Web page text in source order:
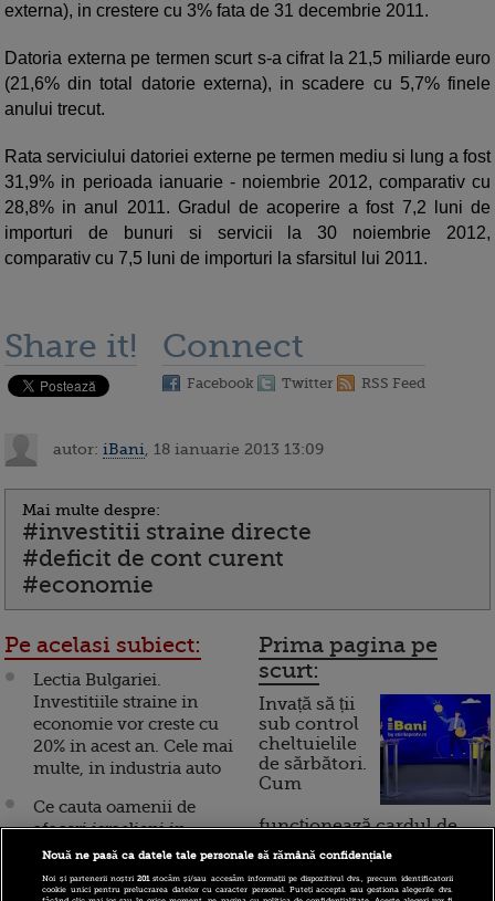
externa), in crestere cu 3% fata de 31 decembrie 2011.
Datoria externa pe termen scurt s-a cifrat la 21,5 miliarde euro
(21,6% din total datorie externa), in scadere cu 5,7% finele
anului trecut.
Rata serviciului datoriei externe pe termen mediu si lung a fost
31,9% in perioada ianuarie - noiembrie 2012, comparativ cu
28,8% in anul 2011. Gradul de acoperire a fost 7,2 luni de
importuri de bunuri si servicii la 30 noiembrie 2012,
comparativ cu 7,5 luni de importuri la sfarsitul lui 2011.
Share it! Connect
Facebook Twitter RSS Feed
autor: iBani , 18 ianuarie 2013 13:09
Mai multe despre:
#investitii straine directe
#deficit de cont curent
#economie
Pe acelasi subiect:
Lectia Bulgariei.
Investitiile straine in
economie vor creste cu
20% in acest an. Cele mai
multe, in industria auto
Ce cauta oamenii de
afaceri israelieni in
Romania. Atuurile cu
care tara noastra atrage
investitii de la Tel Aviv
Prima pagina pe
scurt:
Invață să ții
sub control
cheltuielile
de sărbători.
Cum
funcționează cardul de
cumpărături
Nouă ne pasă ca datele tale personale să rămână confidențiale
Noi și partenerii noștri201stocăm și/sau accesăm informații pe dispozitivul dvs., precum identificatorii
cookie unici pentru prelucrarea datelor cu caracter personal. Puteți accepta sau gestiona alegerile dvs.